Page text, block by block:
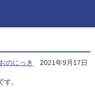
のにっき 2021年9月17日
。